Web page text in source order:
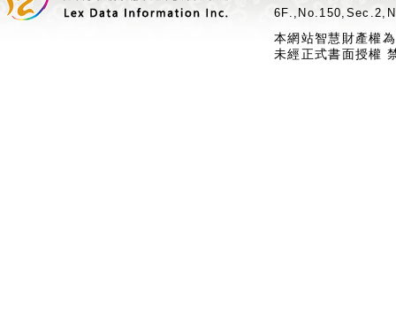
本網站智慧財產權
未經正式書面授權